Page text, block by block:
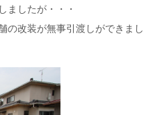
ましたが・・・
の改装が無事引渡しができまし